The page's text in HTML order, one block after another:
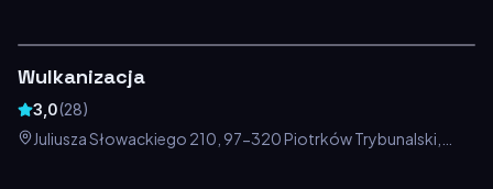
Wulkanizacja
3,0(28)
Juliusza Słowackiego 210, 97-320 Piotrków Trybunalski,